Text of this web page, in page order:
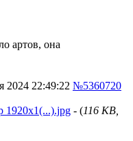
артов, она
2024 22:49:22 №5360720
1920x1(...).jpg - (116 KB,